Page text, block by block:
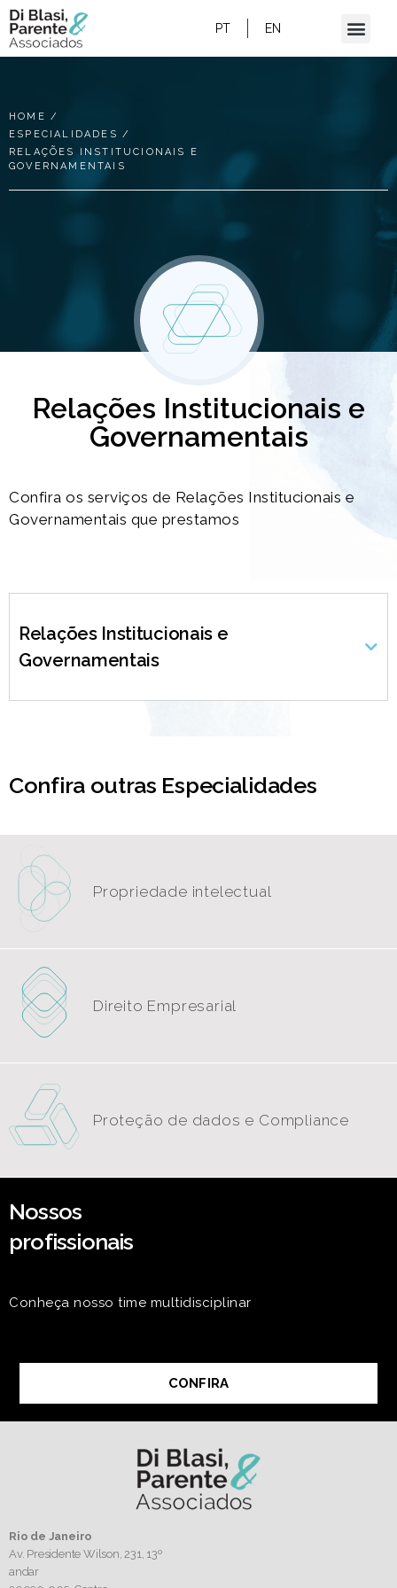
PT EN
HOME /
ESPECIALIDADES /
RELAÇÕES INSTITUCIONAIS E
GOVERNAMENTAIS
Relações Institucionais e
Governamentais
Confira os serviços de Relações Institucionais e
Governamentais que prestamos
Relações Institucionais e
Governamentais
Confira outras Especialidades
Propriedade intelectual
Direito Empresarial
Proteção de dados e Compliance
Nossos
profissionais
Conheça nosso time multidisciplinar
CONFIRA
Rio de Janeiro
Av. Presidente Wilson, 231, 13º
andar